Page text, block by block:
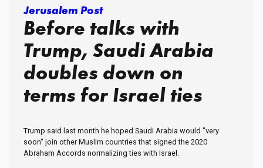
Jerusalem Post
Before talks with
Trump, Saudi Arabia
doubles down on
terms for Israel ties
Trump said last month he hoped Saudi Arabia would "very
soon" join other Muslim countries that signed the 2020
Abraham Accords normalizing ties with Israel.